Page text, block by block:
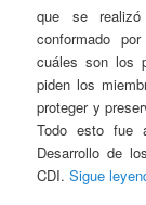
que se
conformado
cuáles son los
piden los
proteger y
Todo esto fue
Desarrollo de
CDI.Sigue